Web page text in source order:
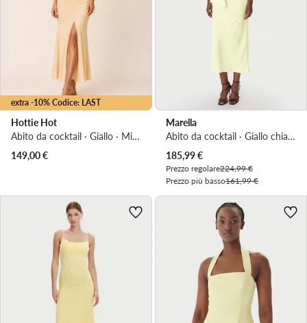
extra -10% Codice: LAST
Hottie Hot
Abito da cocktail · Giallo · Midi, 7/8 ilgio, Maxi, Lunga, Lunghezza 3/4
149,00€
Marella
Abito da cocktail · Giallo chiaro · Midi, Asimmetrica
Prezzo attuale
185,99€
Prezzo regolare224,99 €
Prezzo più basso161,99 €